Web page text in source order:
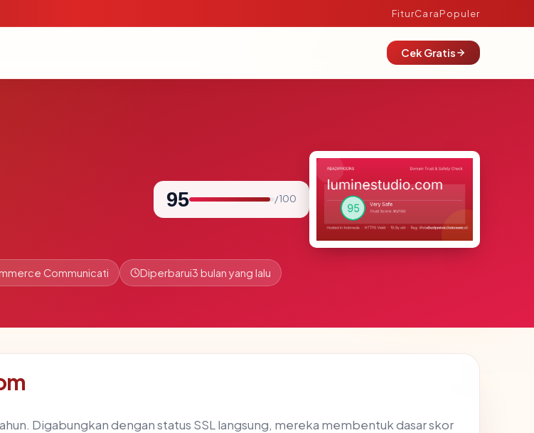
FiturCaraPopuler
Cek Gratis
95 / 100
Communicati Diperbarui3 bulan yang lalu
Digabungkan dengan status SSL langsung, mereka membentuk dasar skor